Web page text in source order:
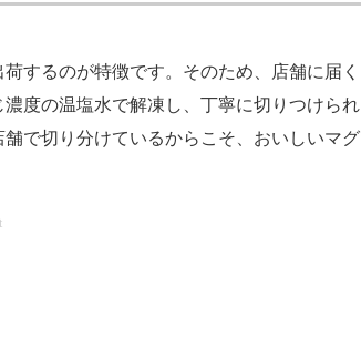
するのが特徴です。そのため、店舗に届く
度の温塩水で解凍し、丁寧に切りつけられ
で切り分けているからこそ、おいしいマグ